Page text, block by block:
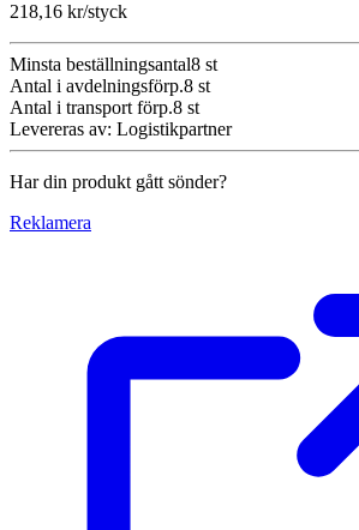
218,16 kr/styck
Minsta beställningsantal8 st
Antal i avdelningsförp.8 st
Antal i transport förp.8 st
Levereras av: Logistikpartner
Har din produkt gått sönder?
Reklamera